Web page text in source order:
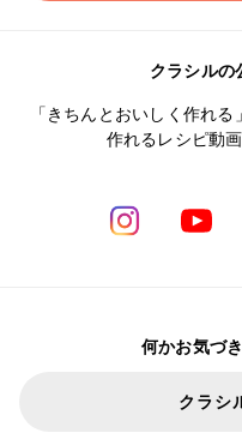
クラシルの
「きちんとおいしく作れ
作れるレシピ動
何かお気づ
クラシ